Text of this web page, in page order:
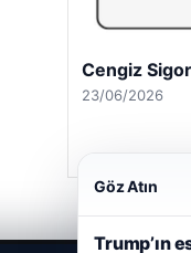
Cengiz
23/06/2026
Göz Atın
Trump’ın